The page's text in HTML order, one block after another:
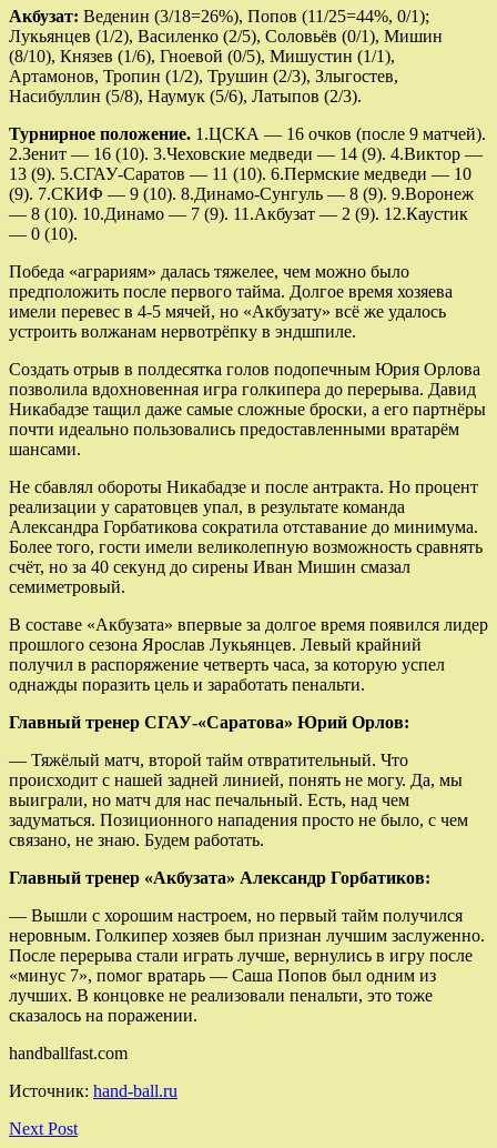
Акбузат: Веденин (3/18=26%), Попов (11/25=44%, 0/1);
Лукьянцев (1/2), Василенко (2/5), Соловьёв (0/1), Мишин
(8/10), Князев (1/6), Гноевой (0/5), Мишустин (1/1),
Артамонов, Тропин (1/2), Трушин (2/3), Злыгостев,
Насибуллин (5/8), Наумук (5/6), Латыпов (2/3).
Турнирное положение. 1.ЦСКА — 16 очков (после 9 матчей).
2.Зенит — 16 (10). 3.Чеховские медведи — 14 (9). 4.Виктор —
13 (9). 5.СГАУ-Саратов — 11 (10). 6.Пермские медведи — 10
(9). 7.СКИФ — 9 (10). 8.Динамо-Сунгуль — 8 (9). 9.Воронеж
— 8 (10). 10.Динамо — 7 (9). 11.Акбузат — 2 (9). 12.Каустик
— 0 (10).
Победа «аграриям» далась тяжелее, чем можно было
предположить после первого тайма. Долгое время хозяева
имели перевес в 4-5 мячей, но «Акбузату» всё же удалось
устроить волжанам нервотрёпку в эндшпиле.
Создать отрыв в полдесятка голов подопечным Юрия Орлова
позволила вдохновенная игра голкипера до перерыва. Давид
Никабадзе тащил даже самые сложные броски, а его партнёры
почти идеально пользовались предоставленными вратарём
шансами.
Не сбавлял обороты Никабадзе и после антракта. Но процент
реализации у саратовцев упал, в результате команда
Александра Горбатикова сократила отставание до минимума.
Более того, гости имели великолепную возможность сравнять
счёт, но за 40 секунд до сирены Иван Мишин смазал
семиметровый.
В составе «Акбузата» впервые за долгое время появился лидер
прошлого сезона Ярослав Лукьянцев. Левый крайний
получил в распоряжение четверть часа, за которую успел
однажды поразить цель и заработать пенальти.
Главный тренер СГАУ-«Саратова» Юрий Орлов:
— Тяжёлый матч, второй тайм отвратительный. Что
происходит с нашей задней линией, понять не могу. Да, мы
выиграли, но матч для нас печальный. Есть, над чем
задуматься. Позиционного нападения просто не было, с чем
связано, не знаю. Будем работать.
Главный тренер «Акбузата» Александр Горбатиков:
— Вышли с хорошим настроем, но первый тайм получился
неровным. Голкипер хозяев был признан лучшим заслуженно.
После перерыва стали играть лучше, вернулись в игру после
«минус 7», помог вратарь — Саша Попов был одним из
лучших. В концовке не реализовали пенальти, это тоже
сказалось на поражении.
handballfast.com
Источник: hand-ball.ru
Next Post